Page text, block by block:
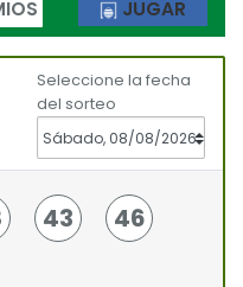
JUGAR
Seleccione la fecha
del sorteo
43 46